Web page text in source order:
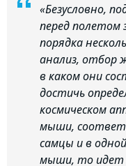
«Безусловно,
перед полетом
порядка
анализ, отбор
в каком они
достичь
космическом
мыши,
самцы и в
мыши, то идет